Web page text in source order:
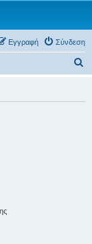
Σύνδεση
Εγγραφή